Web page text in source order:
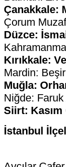
Çanakkale:
Çorum
Düzce:
Kırıkkale:
Mardin:
Muğla:
Niğde:
Siirt: Kasım
İstanbul